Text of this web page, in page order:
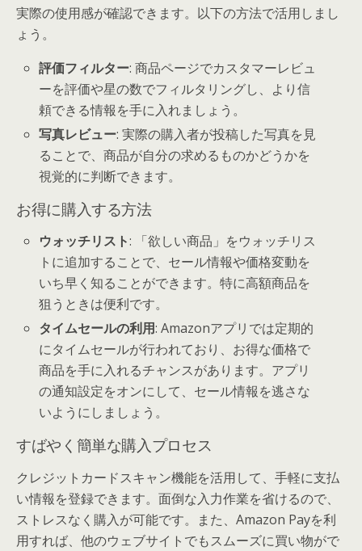
実際の使用感が確認できます。以下の方法で活用しまし
ょう。
評価フィルター: 商品ページでカスタマーレビュ
ーを評価や星の数でフィルタリングし、より信
頼できる情報を手に入れましょう。
写真レビュー: 実際の購入者が投稿した写真を見
ることで、商品が自分の求めるものかどうかを
視覚的に判断できます。
お得に購入する方法
ウォッチリスト: 「欲しい商品」をウォッチリス
トに追加することで、セール情報や価格変動を
いち早く知ることができます。特に高額商品を
狙うときは便利です。
タイムセールの利用: Amazonアプリでは定期的
にタイムセールが行われており、お得な価格で
商品を手に入れるチャンスがあります。アプリ
の通知設定をオンにして、セール情報を逃さな
いようにしましょう。
すばやく簡単な購入プロセス
クレジットカードスキャン機能を活用して、手軽に支払
い情報を登録できます。面倒な入力作業を省けるので、
ストレスなく購入が可能です。また、Amazon Payを利
用すれば、他のウェブサイトでもスムーズに買い物がで